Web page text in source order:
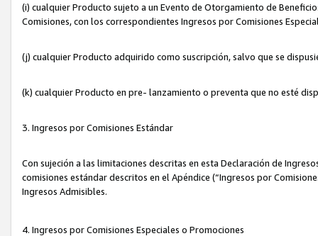
(i) cualquier Producto sujeto a un Evento de Otorgamiento de
Comisiones, con los correspondientes Ingresos por Comisiones
(j) cualquier Producto adquirido como suscripción, salvo que se
(k) cualquier Producto en pre- lanzamiento o preventa que no esté
3. Ingresos por Comisiones Estándar
Con sujeción a las limitaciones descritas en esta Declaración de
comisiones estándar descritos en el Apéndice (“Ingresos por
Ingresos Admisibles.
4. Ingresos por Comisiones Especiales o Promociones